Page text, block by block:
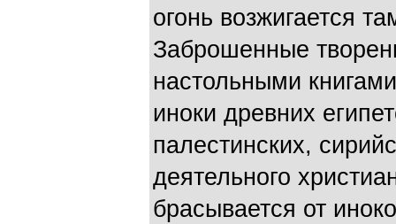
огонь возжигается
Заброшенные
настольными
иноки древних
палестинских,
деятельного
брасывается от